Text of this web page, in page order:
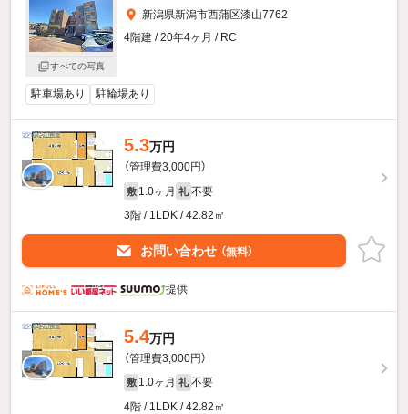
すべての写真
新潟県新潟市西蒲区漆山7762
4階建 / 20年4ヶ月 / RC
駐車場あり 駐輪場あり
5.3万円
（管理費3,000円）
敷 1.0ヶ月 礼 不要
3階 / 1LDK / 42.82㎡
お問い合わせ （無料）
提供
5.4万円
（管理費3,000円）
敷 1.0ヶ月 礼 不要
4階 / 1LDK / 42.82㎡